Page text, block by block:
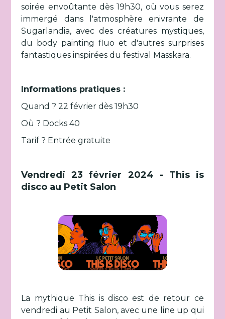
soirée envoûtante dès 19h30, où vous serez
immergé dans l'atmosphère enivrante de
Sugarlandia, avec des créatures mystiques,
du body painting fluo et d'autres surprises
fantastiques inspirées du festival Masskara.
Informations pratiques :
Quand ? 22 février dès 19h30
Où ? Docks 40
Tarif ? Entrée gratuite
Vendredi 23 février 2024 - This is
disco au Petit Salon
La mythique This is disco est de retour ce
vendredi au Petit Salon, avec une line up qui